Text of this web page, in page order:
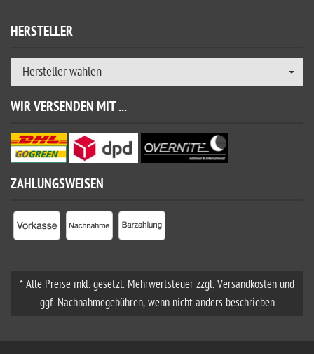
HERSTELLER
Hersteller wählen
WIR VERSENDEN MIT ...
ZAHLUNGSWEISEN
* Alle Preise inkl. gesetzl. Mehrwertsteuer zzgl. Versandkosten und
ggf. Nachnahmegebühren, wenn nicht anders beschrieben